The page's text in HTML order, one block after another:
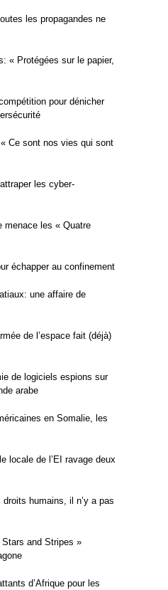
les propagandes ne
« Protégées sur le papier,
pour dénicher
Ce sont nos vies qui sont
les cyber-
menace les « Quatre
échapper au confinement
une affaire de
de l’espace fait (déjà)
de logiciels espions sur
arabe
en Somalie, les
locale de l’EI ravage deux
humains, il n’y a pas
Stars and Stripes »
d’Afrique pour les